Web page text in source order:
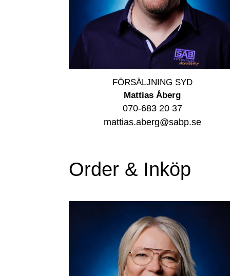
FÖRSÄLJNING SYD
Mattias Åberg
070-683 20 37
mattias.aberg@sabp.se
Order & Inköp